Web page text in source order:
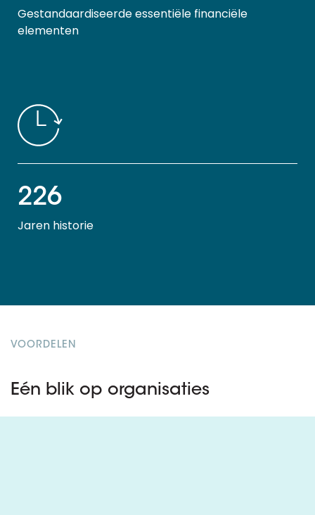
Gestandaardiseerde essentiële financiële
elementen
226
Jaren historie
VOORDELEN
Eén blik op organisaties